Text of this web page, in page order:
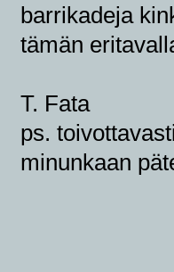
barrikadeja
tämän
T. Fata
ps.
minunkaan